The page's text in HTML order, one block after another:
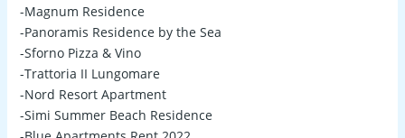
-Magnum Residence
-Panoramis Residence by the Sea
-Sforno Pizza & Vino
-Trattoria II Lungomare
-Nord Resort Apartment
-Simi Summer Beach Residence